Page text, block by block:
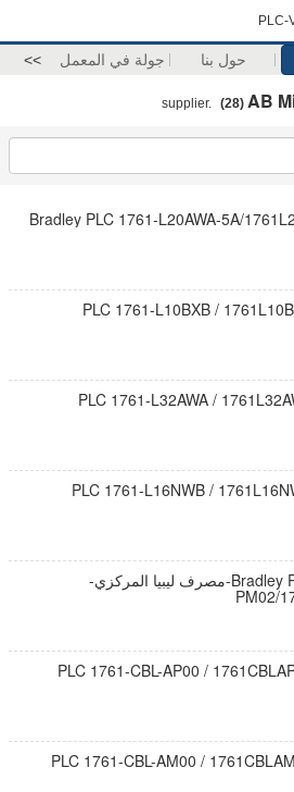
PLC-
حول بنا جولة في المعمل >>
AB
(28)
الين Bradley PLC 1761-مصرف ليبيا المركزي-
PM02/